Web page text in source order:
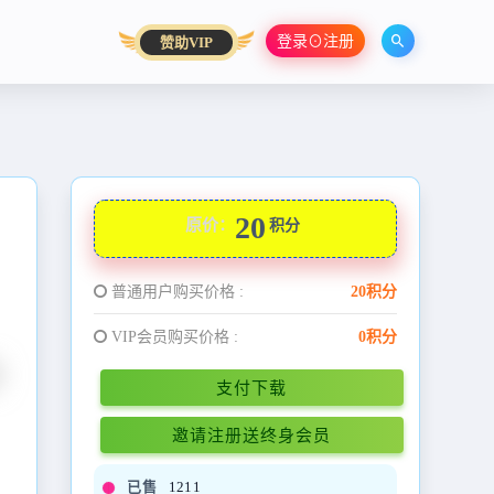
赞助VIP 登录⊙注册
原价： 20 积分
普通用户购买价格 : 20积分
VIP会员购买价格 : 0积分
支付下载
邀请注册送终身会员
已售 1211